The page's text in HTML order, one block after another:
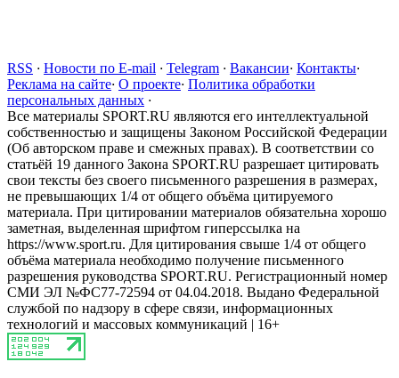
RSS · Новости по E-mail · Telegram · Вакансии· Контакты·
Реклама на сайте· О проекте· Политика обработки
персональных данных ·
Все материалы SPORT.RU являются его интеллектуальной
собственностью и защищены Законом Российской Федерации
(Об авторском праве и смежных правах). В соответствии со
статьёй 19 данного Закона SPORT.RU разрешает цитировать
свои тексты без своего письменного разрешения в размерах,
не превышающих 1/4 от общего объёма цитируемого
материала. При цитировании материалов обязательна хорошо
заметная, выделенная шрифтом гиперссылка на
https://www.sport.ru. Для цитирования свыше 1/4 от общего
объёма материала необходимо получение письменного
разрешения руководства SPORT.RU. Регистрационный номер
СМИ ЭЛ №ФС77-72594 от 04.04.2018. Выдано Федеральной
службой по надзору в сфере связи, информационных
технологий и массовых коммуникаций | 16+